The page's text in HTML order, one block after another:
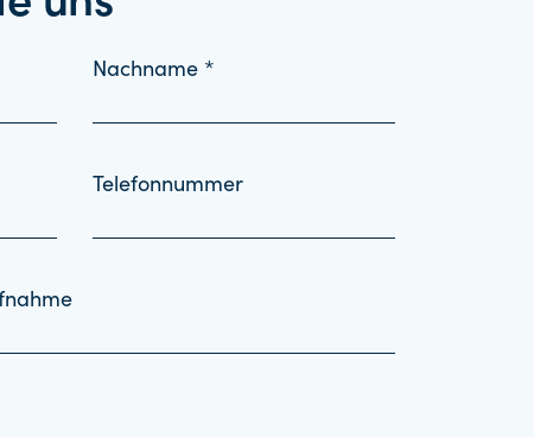
Nachname *
Telefonnummer